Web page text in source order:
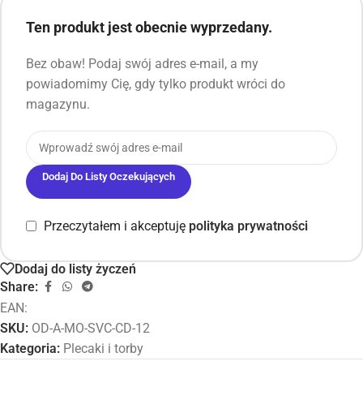
Ten produkt jest obecnie wyprzedany.
Bez obaw! Podaj swój adres e-mail, a my
powiadomimy Cię, gdy tylko produkt wróci do
magazynu.
Dodaj Do Listy Oczekujących
Przeczytałem i akceptuję polityka prywatności
Dodaj do listy życzeń
Share:
EAN:
SKU: OD-A-MO-SVC-CD-12
Kategoria: Plecaki i torby